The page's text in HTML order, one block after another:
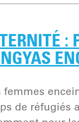
:
de réfugiés